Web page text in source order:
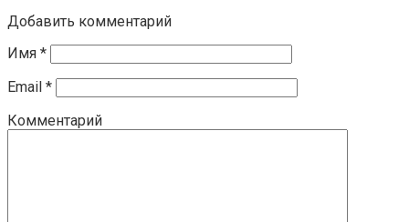
Добавить комментарий
Имя *
Email *
Комментарий